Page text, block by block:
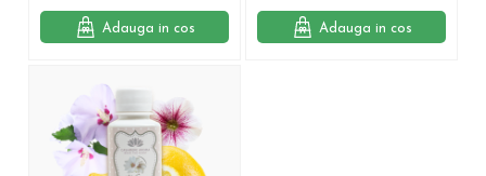
Adauga in cos Adauga in cos